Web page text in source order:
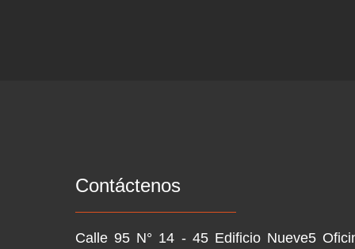
Contáctenos
Calle 95 N° 14 - 45 Edificio Nueve5